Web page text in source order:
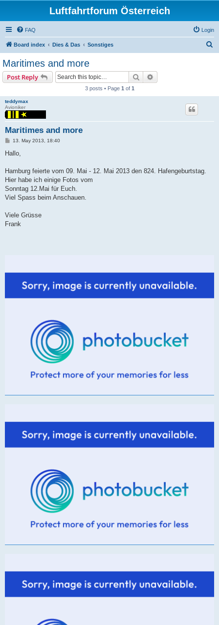
Luftfahrtforum Österreich
FAQ Login
Board index Dies & Das Sonstiges
Maritimes and more
Post Reply Search
3 posts • Page 1 of 1
teddymax
Avioniker
Maritimes and more
P
s
13. May 2013, 18:40
Hallo,
Hamburg feierte vom 09. Mai - 12. Mai 2013 den 824. Hafengeburtstag.
Hier habe ich einige Fotos vom
Sonntag 12.Mai für Euch.
Viel Spass beim Anschauen.
Viele Grüsse
Frank